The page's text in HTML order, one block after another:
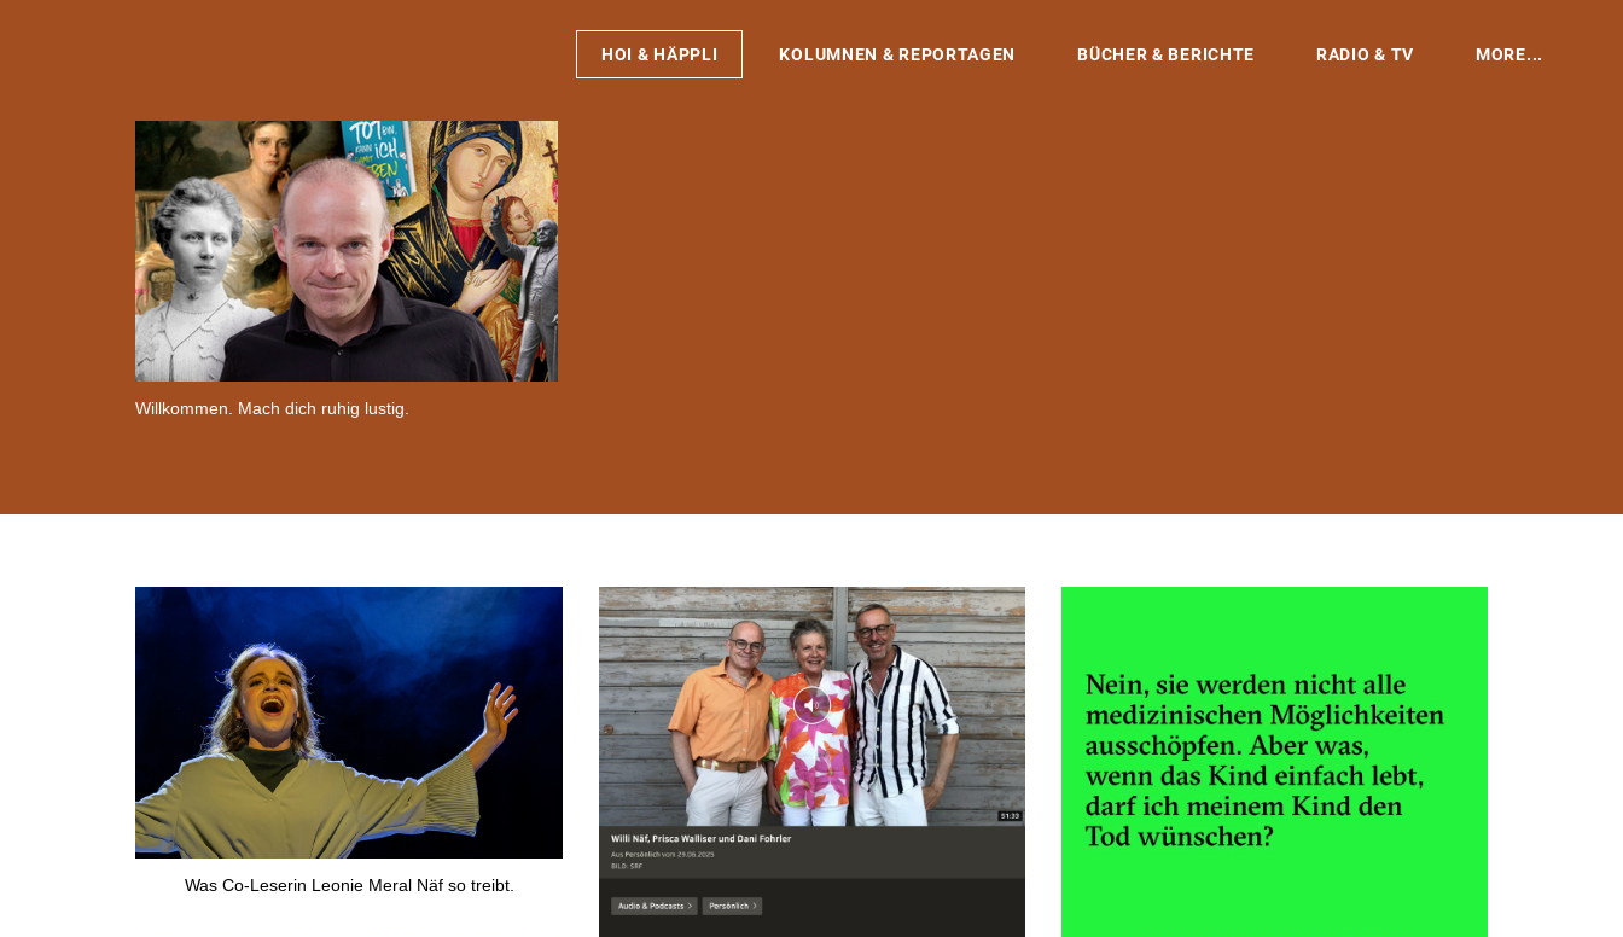
HOI & HÄPPLI KOLUMNEN & REPORTAGEN BÜCHER & BERICHTE RADIO & TV MORE...
Willkommen. Mach dich ruhig lustig.
Was Co-Leserin Leonie Meral Näf so treibt.